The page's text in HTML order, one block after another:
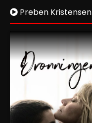
Preben Kristensen